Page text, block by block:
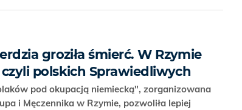
groziła śmierć. W Rzymie
polskich Sprawiedliwych
pod okupacją niemiecką", zorganizowana
i Męczennika w Rzymie, pozwoliła lepiej